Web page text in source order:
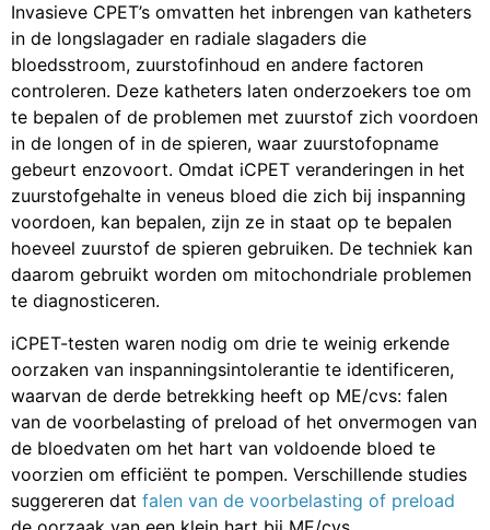
Invasieve CPET’s omvatten het inbrengen van katheters
in de longslagader en radiale slagaders die
bloedsstroom, zuurstofinhoud en andere factoren
controleren. Deze katheters laten onderzoekers toe om
te bepalen of de problemen met zuurstof zich voordoen
in de longen of in de spieren, waar zuurstofopname
gebeurt enzovoort. Omdat iCPET veranderingen in het
zuurstofgehalte in veneus bloed die zich bij inspanning
voordoen, kan bepalen, zijn ze in staat op te bepalen
hoeveel zuurstof de spieren gebruiken. De techniek kan
daarom gebruikt worden om mitochondriale problemen
te diagnosticeren.
iCPET-testen waren nodig om drie te weinig erkende
oorzaken van inspanningsintolerantie te identificeren,
waarvan de derde betrekking heeft op ME/cvs: falen
van de voorbelasting of preload of het onvermogen van
de bloedvaten om het hart van voldoende bloed te
voorzien om efficiënt te pompen. Verschillende studies
suggereren dat falen van de voorbelasting of preload